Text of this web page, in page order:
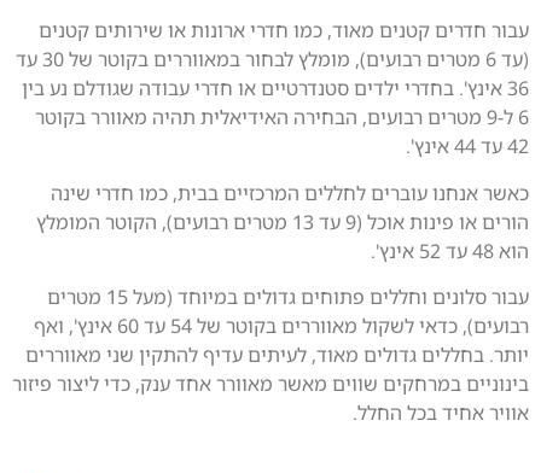
עבור חדרים קטנים מאוד, כמו חדרי ארונות או שירותים קטנים
(עד 6 מטרים רבועים), מומלץ לבחור במאווררים בקוטר של 30 עד
36 אינץ'. בחדרי ילדים סטנדרטיים או חדרי עבודה שגודלם נע בין
6 ל-9 מטרים רבועים, הבחירה האידיאלית תהיה מאוורר בקוטר
42 עד 44 אינץ'.
כאשר אנחנו עוברים לחללים המרכזיים בבית, כמו חדרי שינה
הורים או פינות אוכל (9 עד 13 מטרים רבועים), הקוטר המומלץ
הוא 48 עד 52 אינץ'.
עבור סלונים וחללים פתוחים גדולים במיוחד (מעל 15 מטרים
רבועים), כדאי לשקול מאווררים בקוטר של 54 עד 60 אינץ', ואף
יותר. בחללים גדולים מאוד, לעיתים עדיף להתקין שני מאווררים
בינוניים במרחקים שווים מאשר מאוורר אחד ענק, כדי ליצור פיזור
אוויר אחיד בכל החלל.